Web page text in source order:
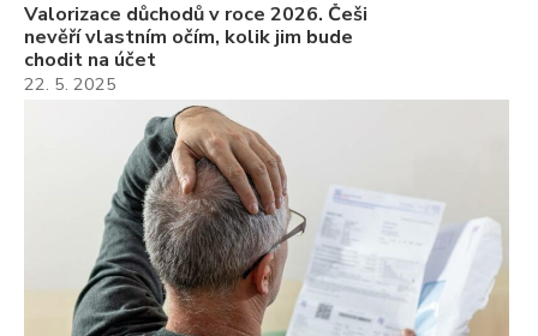
Valorizace důchodů v roce 2026. Češi
nevěří vlastním očím, kolik jim bude
chodit na účet
22. 5. 2025